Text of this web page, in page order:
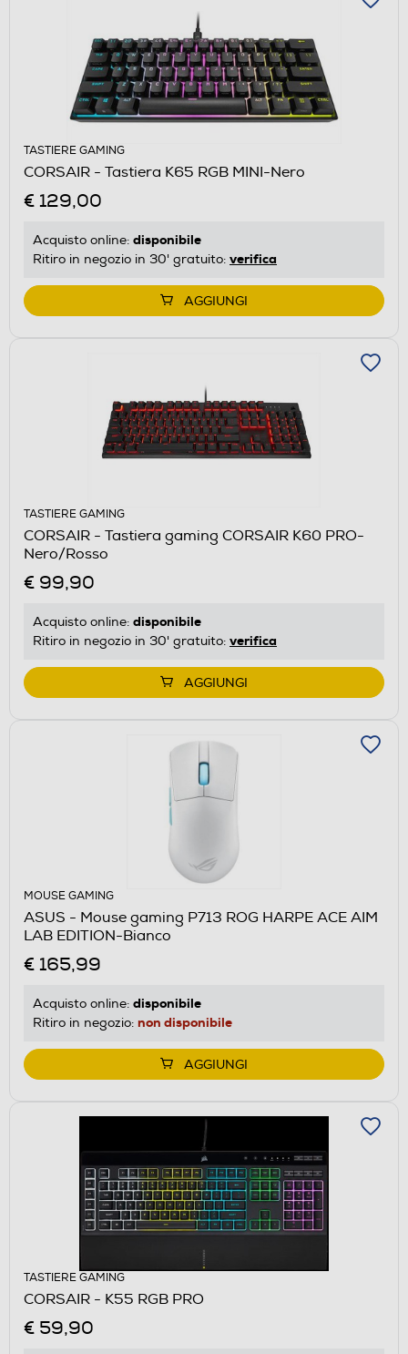
TASTIERE GAMING
CORSAIR - Tastiera K65 RGB MINI-Nero
€ 129,00
Acquisto online: disponibile
Ritiro in negozio in 30' gratuito: verifica
AGGIUNGI
TASTIERE GAMING
CORSAIR - Tastiera gaming CORSAIR K60 PRO-
Nero/Rosso
€ 99,90
Acquisto online: disponibile
Ritiro in negozio in 30' gratuito: verifica
AGGIUNGI
MOUSE GAMING
ASUS - Mouse gaming P713 ROG HARPE ACE AIM
LAB EDITION-Bianco
€ 165,99
Acquisto online: disponibile
Ritiro in negozio: non disponibile
AGGIUNGI
TASTIERE GAMING
CORSAIR - K55 RGB PRO
€ 59,90